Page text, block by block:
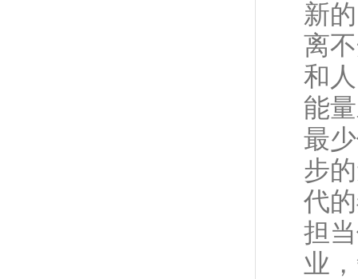
新
离
和
能
最
步
代
担
业